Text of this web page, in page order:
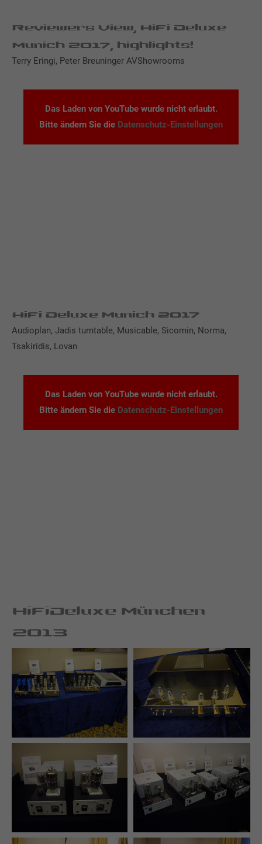
Reviewers View, HiFi Deluxe
Munich 2017, highlights!
Terry Eringi, Peter Breuninger AVShowrooms
Das Laden von YouTube wurde nicht erlaubt.
Bitte ändern Sie die Datenschutz-Einstellungen
HiFi Deluxe Munich 2017
Audioplan, Jadis turntable, Musicable, Sicomin, Norma,
Tsakiridis, Lovan
Das Laden von YouTube wurde nicht erlaubt.
Bitte ändern Sie die Datenschutz-Einstellungen
HiFiDeluxe München
2013